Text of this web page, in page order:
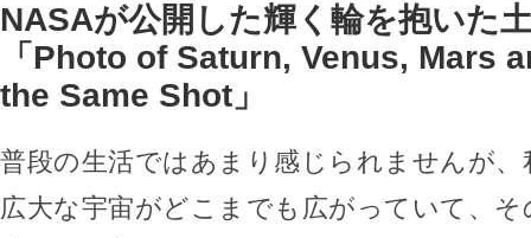
NASAが公開した輝く輪を抱いた
「Photo of Saturn, Venus, Mars
the Same Shot」
普段の生活ではあまり感じられませんが
広大な宇宙がどこまでも広がっていて、